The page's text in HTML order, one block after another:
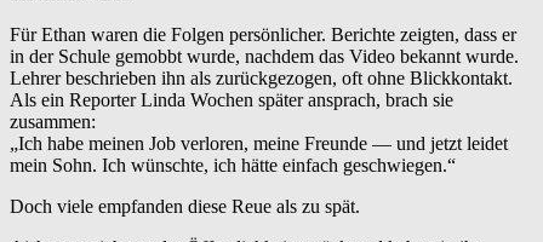
Für Ethan waren die Folgen persönlicher. Berichte zeigten, dass er
in der Schule gemobbt wurde, nachdem das Video bekannt wurde.
Lehrer beschrieben ihn als zurückgezogen, oft ohne Blickkontakt.
Als ein Reporter Linda Wochen später ansprach, brach sie
zusammen:
„Ich habe meinen Job verloren, meine Freunde — und jetzt leidet
mein Sohn. Ich wünschte, ich hätte einfach geschwiegen.“
Doch viele empfanden diese Reue als zu spät.